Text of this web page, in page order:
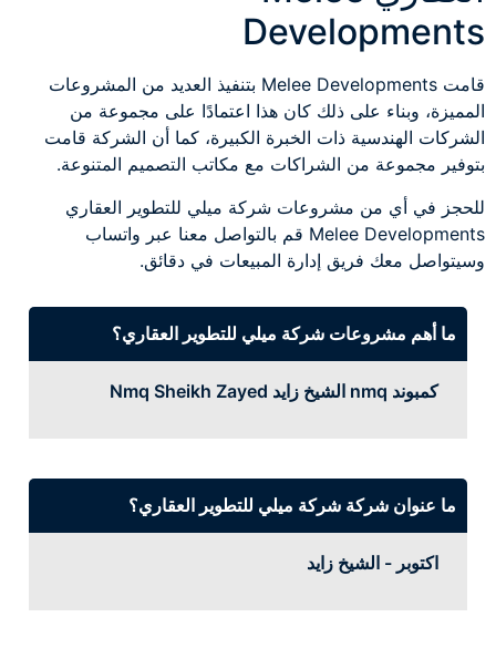
Developments
قامت Melee Developments بتنفيذ العديد من المشروعات
المميزة، وبناء على ذلك كان هذا اعتمادًا على مجموعة من
الشركات الهندسية ذات الخبرة الكبيرة، كما أن الشركة قامت
بتوفير مجموعة من الشراكات مع مكاتب التصميم المتنوعة.
للحجز في أي من مشروعات شركة ميلي للتطوير العقاري
Melee Developments قم بالتواصل معنا عبر واتساب
وسيتواصل معك فريق إدارة المبيعات في دقائق.
ما أهم مشروعات شركة ميلي للتطوير العقاري؟
كمبوند nmq الشيخ زايد Nmq Sheikh Zayed
ما عنوان شركة شركة ميلي للتطوير العقاري؟
اكتوبر - الشيخ زايد